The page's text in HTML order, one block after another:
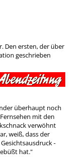
Den ersten, der über
geschrieben
überhaupt noch
mit den
verwöhnt
weiß, dass der
-
hat."